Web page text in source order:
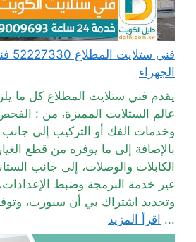
الجهراء
يقدم فني ستلايت المطلاع كل ما
عالم الستلايت المميزة، من : الفحص
وخدمات الفك أو التركيب إلى جانب
بالإضافة إلى ما يوفره من قطع
الكابلات والوصلات، إلى جانب
غير خدمة البرمجة وضبط الإعدادات،
وتجديد اشتراك بي أن سبورت،
... اقرأ المزيد